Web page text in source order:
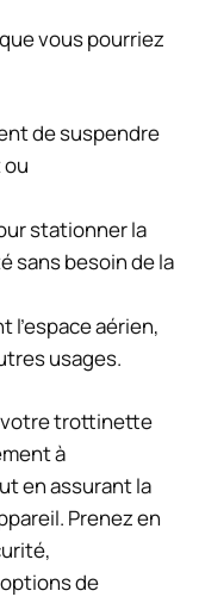
vous pourriez
de suspendre
stationner la
besoin de la
l’espace aérien,
usages.
votre trottinette
à
en assurant la
Prenez en
options de